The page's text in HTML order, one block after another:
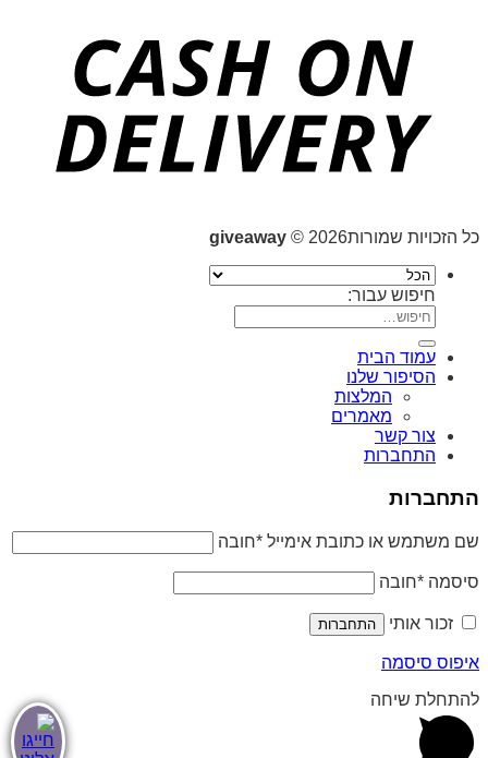
כל הזכויות שמורות2026 © giveaway
חיפוש עבור:
עמוד הבית
הסיפור שלנו
המלצות
מאמרים
צור קשר
התחברות
התחברות
שם משתמש או כתובת אימייל *חובה
סיסמה *חובה
זכור אותי התחברות
איפוס סיסמה
להתחלת שיחה